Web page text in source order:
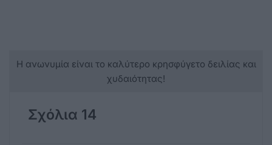
Η ανωνυμία είναι το καλύτερο κρησφύγετο δειλίας και
χυδαιότητας!
Σχόλια 14